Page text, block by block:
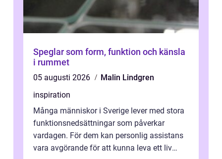
Speglar som form, funktion och känsla
i rummet
05 augusti 2026
Malin Lindgren
inspiration
Många människor i Sverige lever med stora
funktionsnedsättningar som påverkar
vardagen. För dem kan personlig assistans
vara avgörande för att kunna leva ett liv